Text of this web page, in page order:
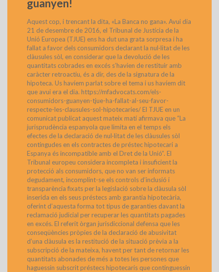
guanyen!
Aquest cop, i trencant la dita, «La Banca no gana». Avui dia
21 de desembre de 2016, el Tribunal de Justícia de la
Unió Europea (TJUE) ens ha dut una grata sorpresa i ha
fallat a favor dels consumidors declarant la nul·litat de les
clàusules sòl, en considerar que la devolució de les
quantitats cobrades en excés s’havien de restituir amb
caràcter retroactiu, és a dir, des de la signatura de la
hipoteca. Us havíem parlat sobre el tema i us havíem dit
que avui era el dia. https://mfadvocats.com/els-
consumidors-guanyen-tjue-ha-fallat-al-seu-favor-
respecte-les-clausules-sol-hipotecaries/ El TJUE en un
comunicat publicat aquest mateix matí afirmava que “La
jurisprudència espanyola que limita en el temps els
efectes de la declaració de nul·litat de les clàusules sòl
contingudes en els contractes de préstec hipotecari a
Espanya és incompatible amb el Dret de la Unió”. El
Tribunal europeu considera incompleta i insuficient la
protecció als consumidors, que no van ser informats
degudament, incomplint-se els controls d’inclusió i
transparència fixats per la legislació sobre la clàusula sòl
inserida en els seus préstecs amb garantia hipotecària,
oferint d’aquesta forma tot tipus de garanties davant la
reclamació judicial per recuperar les quantitats pagades
en excés. El referit òrgan jurisdiccional defensa que les
conseqüències pròpies de la declaració de abusivitat
d’una clàusula es la restitució de la situació prèvia a la
subscripció de la mateixa, havent per tant de retornar les
quantitats abonades de més a totes les persones que
haguessin subscrit préstecs hipotecaris que continguessin